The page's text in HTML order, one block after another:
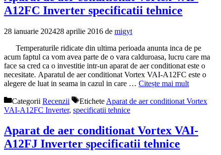
A12FC Inverter specificatii tehnice
28 ianuarie 202428 aprilie 2016 de migyt
Temperaturile ridicate din ultima perioada anunta inca de pe
acum faptul ca vom avea parte de o vara calduroasa, lucru care ma
face sa cred ca o investitie intr-un aparat de aer conditionat este o
necesitate. Aparatul de aer conditionat Vortex VAI-A12FC este o
alegere de luat in seama in cazul in care … Citește mai mult
Categorii Recenzii Etichete Aparat de aer conditionat Vortex
VAI-A12FC Inverter, specificatii tehnice
Aparat de aer conditionat Vortex VAI-
A12FJ Inverter specificatii tehnice